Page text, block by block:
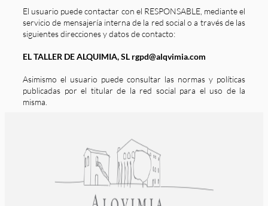
El usuario puede contactar con el RESPONSABLE, mediante el
servicio de mensajería interna de la red social o a través de las
siguientes direcciones y datos de contacto:
EL TALLER DE ALQUIMIA, SL rgpd@alqvimia.com
Asimismo el usuario puede consultar las normas y políticas
publicadas por el titular de la red social para el uso de la
misma.